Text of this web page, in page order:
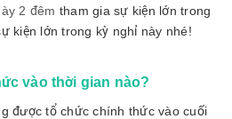
2 đêm tham gia sự kiện lớn trong
kiện lớn trong kỳ nghỉ này nhé!
vào thời gian nào?
được tổ chức chính thức vào cuối